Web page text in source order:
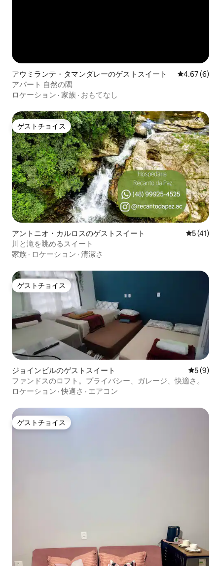
アウミランテ・タマンダレーのゲストスイート レビュー6
4.67 (6)
アパート 自然の隅
ロケーション · 家族 · おもてなし
ゲストチョイス
ゲストチョイス
アントニオ・カルロスのゲストスイート レビュー
5 (41)
川と滝を眺めるスイート
家族 · ロケーション · 清潔さ
ゲストチョイス
ゲストチョイス
ジョインビルのゲストスイート レビュー
5 (9)
ファンドスのロフト。プライバシー、ガレージ、快適さ。
ロケーション ·快適さ · エアコン
ゲストチョイス
ゲストチョイス